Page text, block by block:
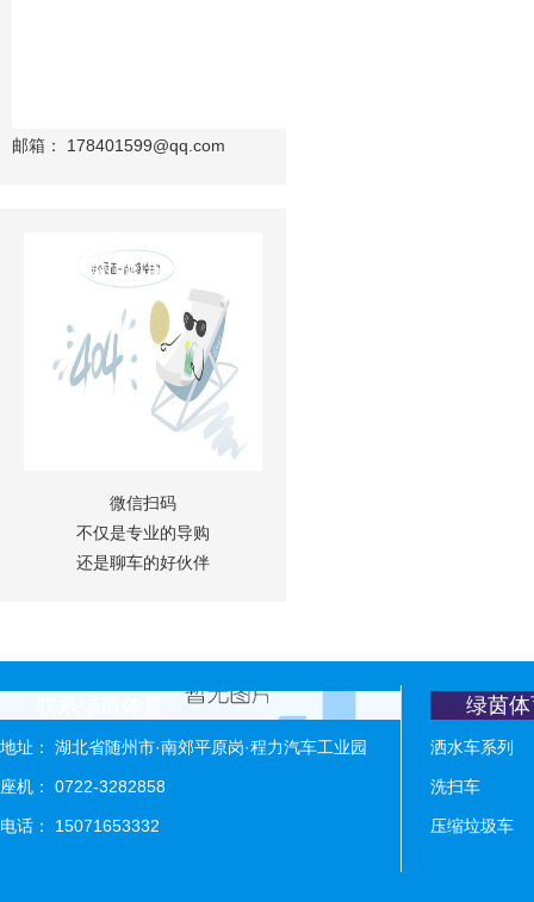
邮箱： 178401599@qq.com
微信扫码
不仅是专业的导购
还是聊车的好伙伴
地址： 湖北省随州市·南郊平原岗·程力汽车工业园
座机： 0722-3282858
电话： 15071653332
绿茵
洒水车系列
洗扫车
压缩垃圾车